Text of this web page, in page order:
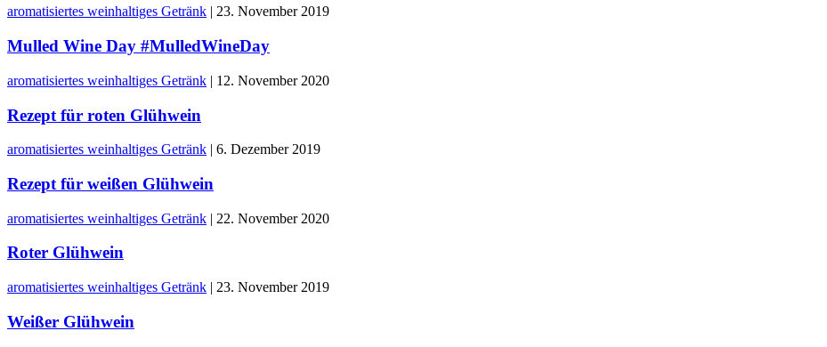
aromatisiertes weinhaltiges Getränk | 23. November 2019
Mulled Wine Day #MulledWineDay
aromatisiertes weinhaltiges Getränk | 12. November 2020
Rezept für roten Glühwein
aromatisiertes weinhaltiges Getränk | 6. Dezember 2019
Rezept für weißen Glühwein
aromatisiertes weinhaltiges Getränk | 22. November 2020
Roter Glühwein
aromatisiertes weinhaltiges Getränk | 23. November 2019
Weißer Glühwein